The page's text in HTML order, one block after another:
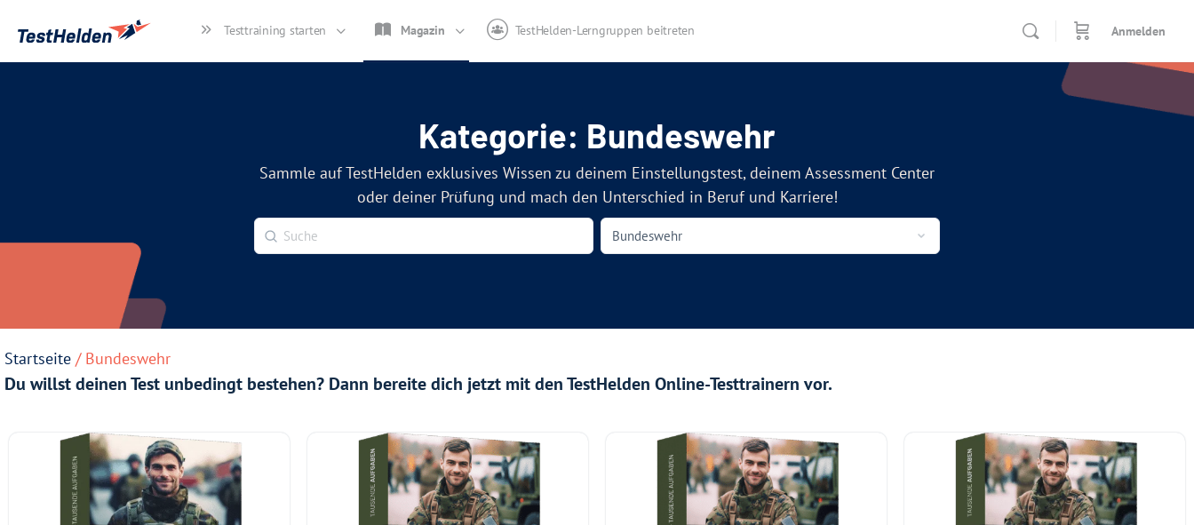
Testtraining starten Magazin TestHelden-Lerngruppen beitreten Anmelden
Kategorie: Bundeswehr
Sammle auf TestHelden exklusives Wissen zu deinem Einstellungstest, deinem Assessment Center
oder deiner Prüfung und mach den Unterschied in Beruf und Karriere!
Startseite / Bundeswehr
Du willst deinen Test unbedingt bestehen? Dann bereite dich jetzt mit den TestHelden Online-Testtrainern vor.